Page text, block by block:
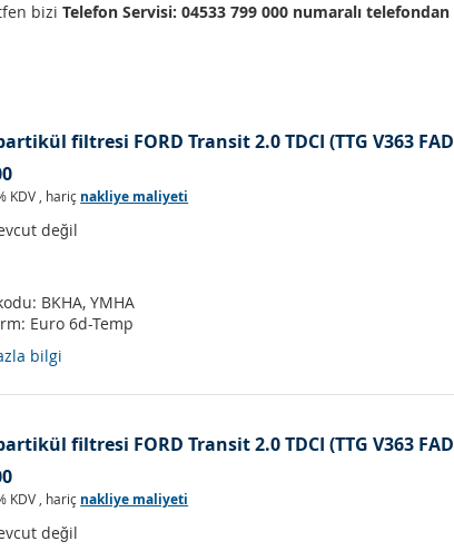
biziTelefon Servisi: 04533 799 000 numaralı telefondan
filtresi FORD Transit 2.0 TDCI (TTG V363
KDV , hariç nakliye maliyeti
değil
BKHA, YMHA
Euro 6d-Temp
bilgi
filtresi FORD Transit 2.0 TDCI (TTG V363
KDV , hariç nakliye maliyeti
değil